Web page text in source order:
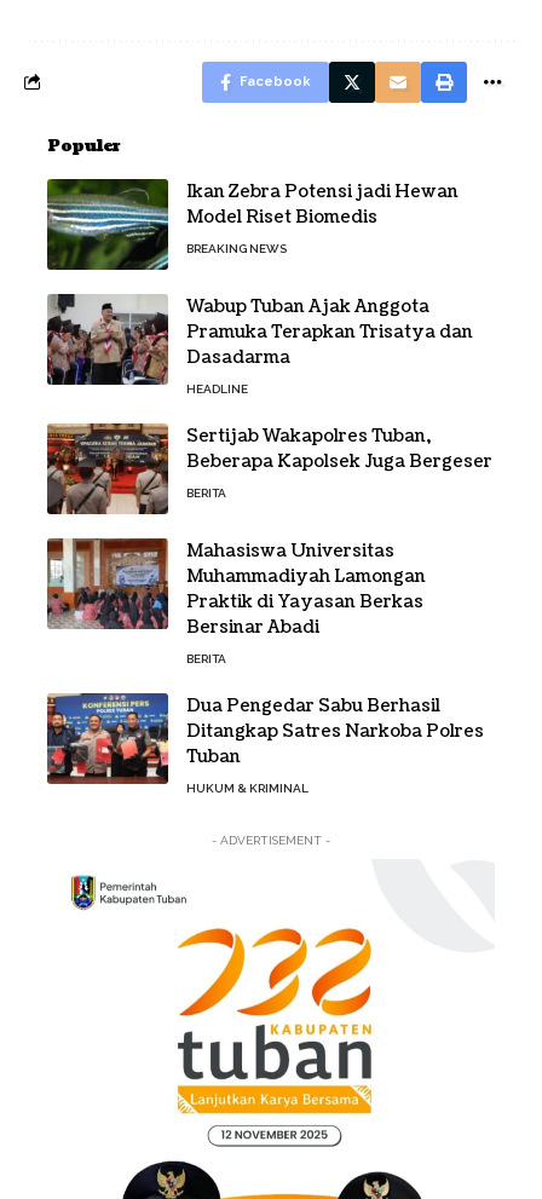
Facebook
Populer
Ikan Zebra Potensi jadi Hewan
Model Riset Biomedis
BREAKING NEWS
Wabup Tuban Ajak Anggota
Pramuka Terapkan Trisatya dan
Dasadarma
HEADLINE
Sertijab Wakapolres Tuban,
Beberapa Kapolsek Juga Bergeser
BERITA
Mahasiswa Universitas
Muhammadiyah Lamongan
Praktik di Yayasan Berkas
Bersinar Abadi
BERITA
Dua Pengedar Sabu Berhasil
Ditangkap Satres Narkoba Polres
Tuban
HUKUM & KRIMINAL
- ADVERTISEMENT -